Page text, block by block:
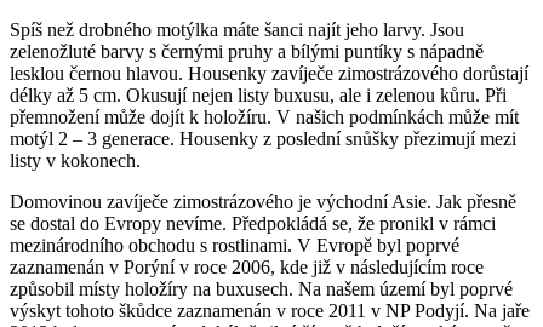
Spíš než drobného motýlka máte šanci najít jeho larvy. Jsou
zelenožluté barvy s černými pruhy a bílými puntíky s nápadně
lesklou černou hlavou. Housenky zavíječe zimostrázového dorůstají
délky až 5 cm. Okusují nejen listy buxusu, ale i zelenou kůru. Při
přemnožení může dojít k holožíru. V našich podmínkách může mít
motýl 2 – 3 generace. Housenky z poslední snůšky přezimují mezi
listy v kokonech.
Domovinou zavíječe zimostrázového je východní Asie. Jak přesně
se dostal do Evropy nevíme. Předpokládá se, že pronikl v rámci
mezinárodního obchodu s rostlinami. V Evropě byl poprvé
zaznamenán v Porýní v roce 2006, kde již v následujícím roce
způsobil místy holožíry na buxusech. Na našem území byl poprvé
výskyt tohoto škůdce zaznamenán v roce 2011 v NP Podyjí. Na jaře